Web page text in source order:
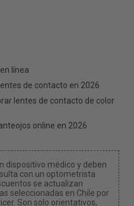
línea
de contacto en 2026
lentes de contacto de color
online en 2026
dispositivo médico y deben
con un optometrista
se actualizan
seleccionadas en Chile por
Son solo orientativos,